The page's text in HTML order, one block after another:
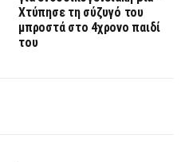
Χτύπησε τη σύζυγό του
μπροστά στο 4χρονο παιδί
του